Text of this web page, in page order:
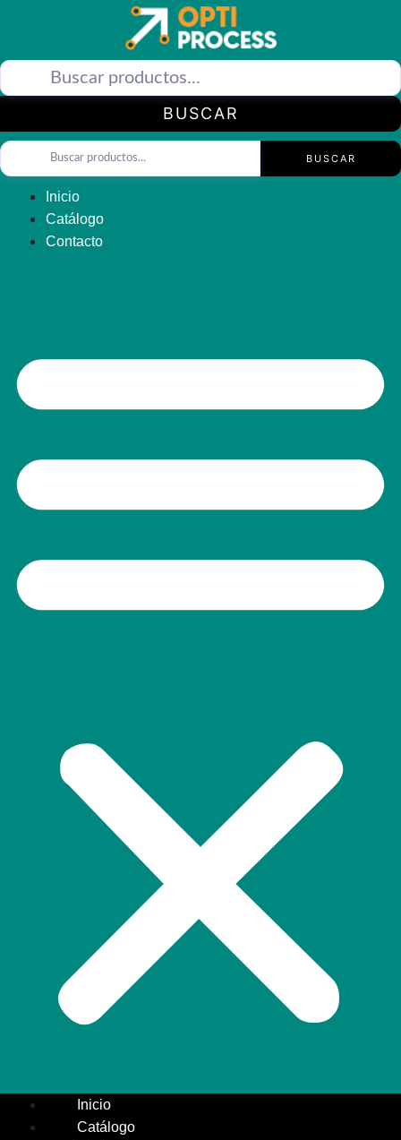
BUSCAR
BUSCAR
Inicio
Catálogo
Contacto
Inicio
Catálogo